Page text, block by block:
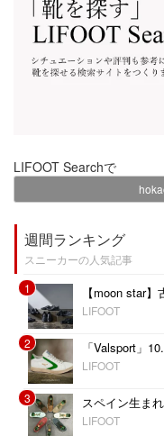
LIFOOT Searchで
週間ランキング
スニーカーの人気記事
1
【moon star】
LIFOOT
2 「Valsport」
LIFOOT
3 スペイン生ま
LIFOOT